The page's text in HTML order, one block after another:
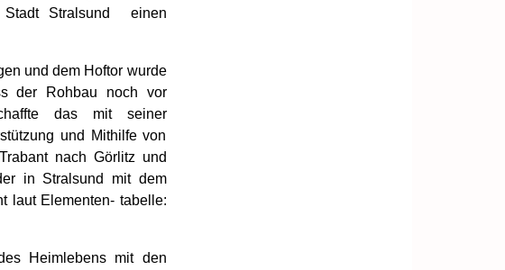
Stadt Stralsund einen
und dem Hoftor wurde
der Rohbau noch vor
das mit seiner
und Mithilfe von
nach Görlitz und
in Stralsund mit dem
laut Elementen- tabelle:
Heimlebens mit den